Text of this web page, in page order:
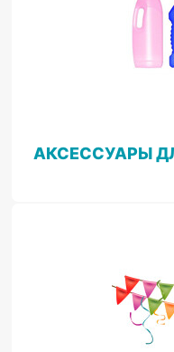
АКСЕССУАРЫ